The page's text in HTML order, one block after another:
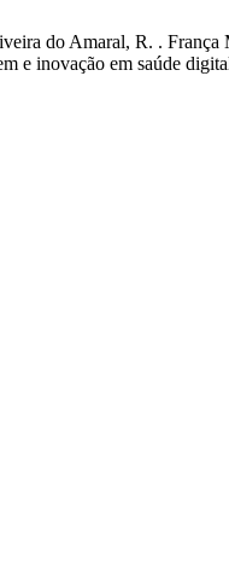
do Amaral, R. .
e inovação em saúde